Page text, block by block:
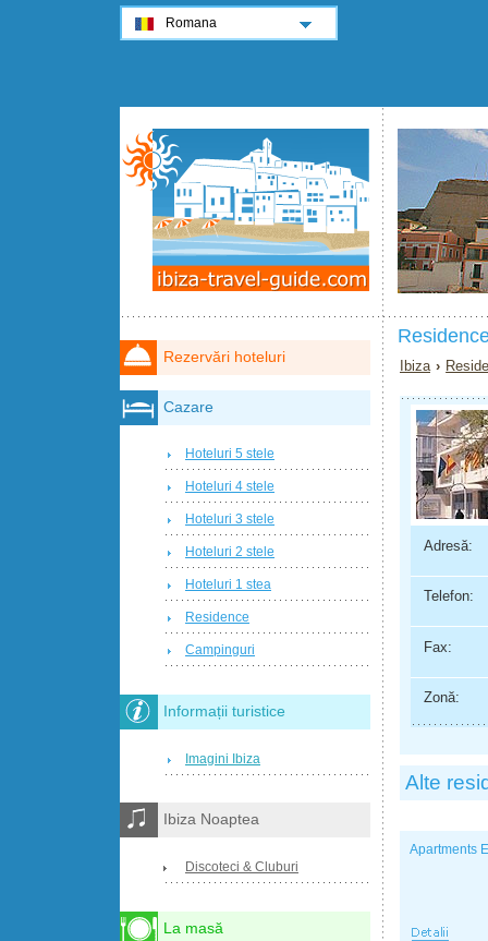
Ibiza ›
Adresă:
Telefon:
Fax:
Zonă:
Alte
Apartments
Rezervări hoteluri
Cazare
Hoteluri 5 stele
Hoteluri 4 stele
Hoteluri 3 stele
Hoteluri 2 stele
Hoteluri 1 stea
Residence
Campinguri
Informații turistice
Imagini Ibiza
Ibiza Noaptea
Discoteci & Cluburi
La masă
Romana